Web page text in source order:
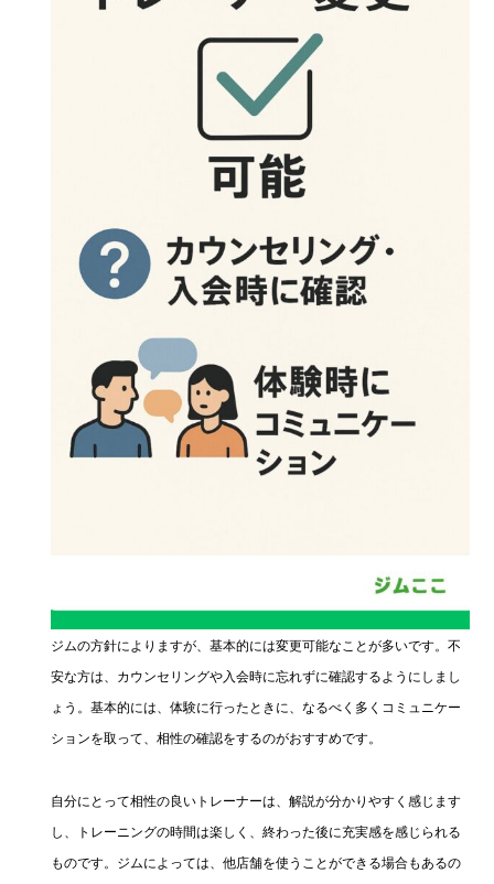
ジムの方針によりますが、基本的には変更可能なことが多いです。不
安な方は、カウンセリングや入会時に忘れずに確認するようにしまし
ょう。基本的には、体験に行ったときに、なるべく多くコミュニケー
ションを取って、相性の確認をするのがおすすめです。
自分にとって相性の良いトレーナーは、解説が分かりやすく感じます
し、トレーニングの時間は楽しく、終わった後に充実感を感じられる
ものです。ジムによっては、他店舗を使うことができる場合もあるの